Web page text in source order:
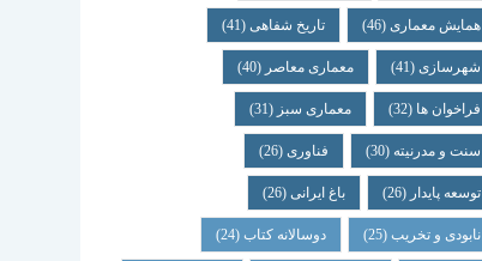
همایش معماری(46) تاریخ شفاهی(41)
شهرسازی(41) معماری معاصر (40)
فراخوان ها (32) معماری سبز (31)
سنت و مدرنیته (30) فناوری(26)
توسعه پایدار (26) باغ ایرانی(26)
نابودی و تخریب(25) دوسالانه کتاب(24)